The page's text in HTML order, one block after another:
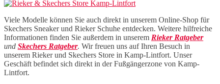
Viele Modelle können Sie auch direkt in unserem Online-Shop für
Skechers Sneaker und Rieker Schuhe entdecken. Weitere hilfreiche
Informationen finden Sie außerdem in unserem Rieker Ratgeber
und Skechers Ratgeber. Wir freuen uns auf Ihren Besuch in
unserem Rieker und Skechers Store in Kamp-Lintfort. Unser
Geschäft befindet sich direkt in der Fußgängerzone von Kamp-
Lintfort.